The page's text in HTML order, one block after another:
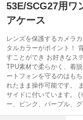
53E/SCG27用ワ
アケース
レンズを保護するカメラ
タルカラーがポイント！
すことができ お好きなス
TPU素材で柔らかく、着
ートフォンを守るのはも
れたまま操作可能です。
サイドに付いています。
ー、ピンク、パープル、